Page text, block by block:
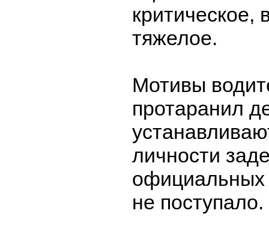
критическое,
тяжелое.
Мотивы
протаранил
личности
официальных
не поступало.